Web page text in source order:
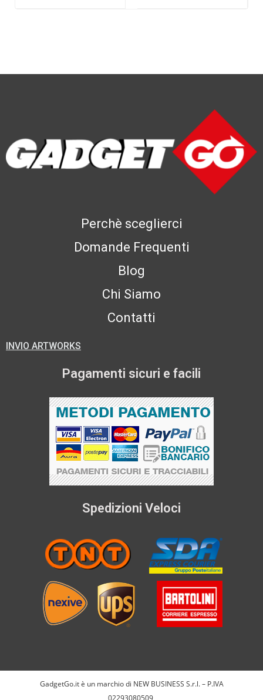
Perchè sceglierci
Domande Frequenti
Blog
Chi Siamo
Contatti
INVIO ARTWORKS
Pagamenti sicuri e facili
Spedizioni Veloci
GadgetGo.it è un marchio di NEW BUSINESS S.r.l. – P.IVA
02293080509